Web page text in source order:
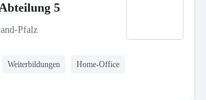
5
Pfalz
Weiterbildungen Home-Office